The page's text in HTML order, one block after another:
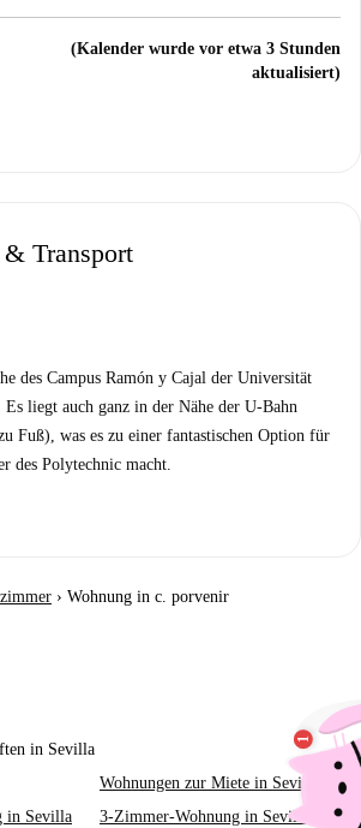
(Kalender wurde vor etwa 3 Stunden
aktualisiert)
Transport
des Campus Ramón y Cajal der Universität
liegt auch ganz in der Nähe der U-Bahn
Fuß), was es zu einer fantastischen Option für
des Polytechnic macht.
› Wohnung in c. porvenir
in Sevilla
Wohnungen zur Miete in Sevilla
in Sevilla
3-Zimmer-Wohnung in Sevilla